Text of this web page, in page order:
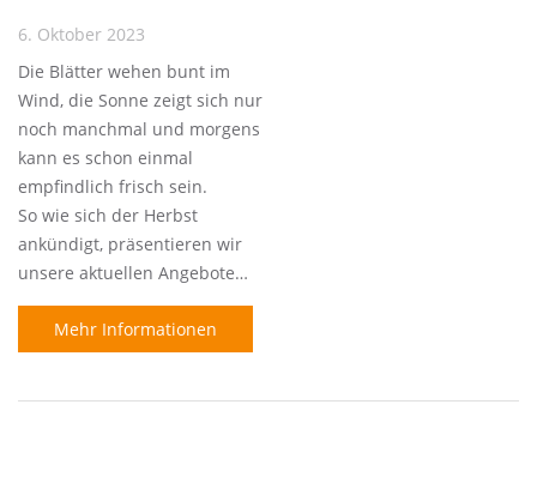
6. Oktober 2023
Die Blätter wehen bunt im
Wind, die Sonne zeigt sich nur
noch manchmal und morgens
kann es schon einmal
empfindlich frisch sein.
So wie sich der Herbst
ankündigt, präsentieren wir
unsere aktuellen Angebote…
Mehr Informationen